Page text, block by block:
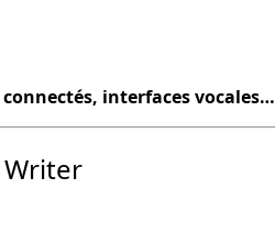
interfaces vocales…
Writer